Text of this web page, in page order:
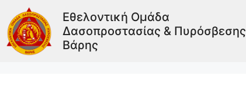
Εθελοντική Ομάδα
Δασοπροστασίας & Πυρόσβεσης
Βάρης